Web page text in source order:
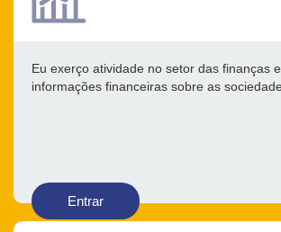
Eu exerço atividade no setor das finanças
informações financeiras sobre as
Entrar